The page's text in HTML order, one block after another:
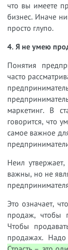
что вы имеете
бизнес. Иначе
просто глупо.
4. Я не умею
Понятия
часто
маркетинг. В
говорится, что
самое важное
Неил
важны, но не
Это означает,
продаж, чтобы
Чтобы
продажах. Надо